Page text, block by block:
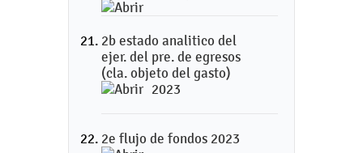
2b estado analitico del
ejer. del pre. de egresos
(cla. objeto del gasto)
2023
2e flujo de fondos 2023